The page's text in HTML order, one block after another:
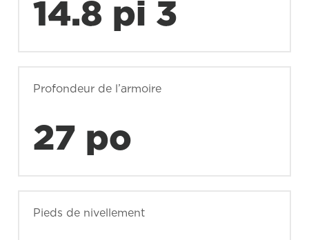
14.8 pi 3
Profondeur de l’armoire
27 po
Pieds de nivellement